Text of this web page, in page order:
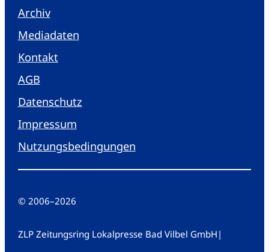
Archiv
Mediadaten
Kontakt
AGB
Datenschutz
Impressum
Nutzungsbedingungen
© 2006–2026
ZLP Zeitungsring Lokalpresse Bad Vilbel GmbH |